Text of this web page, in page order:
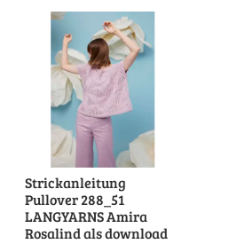
Strickanleitung
Pullover 288_51
LANGYARNS Amira
Rosalind als download